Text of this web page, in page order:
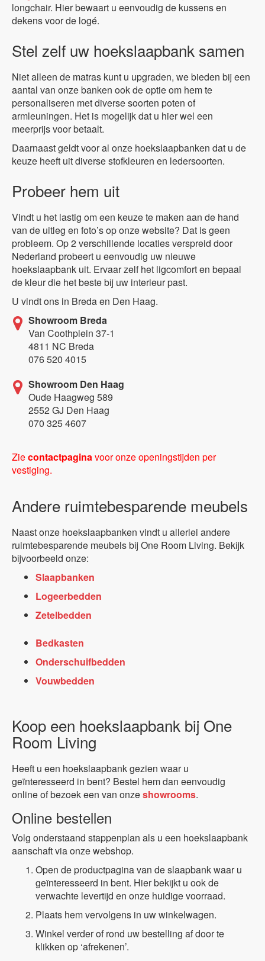
longchair. Hier bewaart u eenvoudig de kussens en
dekens voor de logé.
Stel zelf uw hoekslaapbank samen
Niet alleen de matras kunt u upgraden, we bieden bij een
aantal van onze banken ook de optie om hem te
personaliseren met diverse soorten poten of
armleuningen. Het is mogelijk dat u hier wel een
meerprijs voor betaalt.
Daarnaast geldt voor al onze hoekslaapbanken dat u de
keuze heeft uit diverse stofkleuren en ledersoorten.
Probeer hem uit
Vindt u het lastig om een keuze te maken aan de hand
van de uitleg en foto’s op onze website? Dat is geen
probleem. Op 2 verschillende locaties verspreid door
Nederland probeert u eenvoudig uw nieuwe
hoekslaapbank uit. Ervaar zelf het ligcomfort en bepaal
de kleur die het beste bij uw interieur past.
U vindt ons in Breda en Den Haag.
Showroom Breda
Van Coothplein 37-1
4811 NC Breda
076 520 4015
Showroom Den Haag
Oude Haagweg 589
2552 GJ Den Haag
070 325 4607
Ziecontactpaginavoor onze openingstijden per
vestiging.
Andere ruimtebesparende meubels
Naast onze hoekslaapbanken vindt u allerlei andere
ruimtebesparende meubels bij One Room Living. Bekijk
bijvoorbeeld onze:
Slaapbanken
Logeerbedden
Zetelbedden
Bedkasten
Onderschuifbedden
Vouwbedden
Koop een hoekslaapbank bij One
Room Living
Heeft u een hoekslaapbank gezien waar u
geïnteresseerd in bent? Bestel hem dan eenvoudig
online of bezoek een van onzeshowrooms.
Online bestellen
Volg onderstaand stappenplan als u een hoekslaapbank
aanschaft via onze webshop.
Open de productpagina van de slaapbank waar u
geïnteresseerd in bent. Hier bekijkt u ook de
verwachte levertijd en onze huidige voorraad.
Plaats hem vervolgens in uw winkelwagen.
Winkel verder of rond uw bestelling af door te
klikken op ‘afrekenen’.